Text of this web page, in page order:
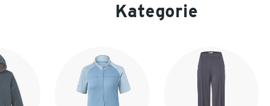
Kategorie